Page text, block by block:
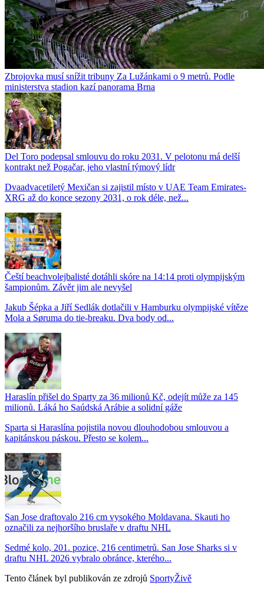
Zbrojovka musí snížit tribuny Za Lužánkami o 9 metrů. Podle
ministerstva stadion kazí panorama Brna
Del Toro podepsal smlouvu do roku 2031. V pelotonu má delší
kontrakt než Pogačar, jeho vlastní týmový lídr
Dvaadvacetiletý Mexičan si zajistil místo v UAE Team Emirates-
XRG až do konce sezony 2031, o rok déle, než...
Čeští beachvolejbalisté dotáhli skóre na 14:14 proti olympijským
šampionům. Závěr jim ale nevyšel
Jakub Šépka a Jiří Sedlák dotlačili v Hamburku olympijské vítěze
Mola a Søruma do tie-breaku. Dva body od...
Haraslín přišel do Sparty za 36 milionů Kč, odejít může za 145
milionů. Láká ho Saúdská Arábie a solidní gáže
Sparta si Haraslína pojistila novou dlouhodobou smlouvou a
kapitánskou páskou. Přesto se kolem...
San Jose draftovalo 216 cm vysokého Moldavana. Skauti ho
označili za nejhoršího bruslaře v draftu NHL
Sedmé kolo, 201. pozice, 216 centimetrů. San Jose Sharks si v
draftu NHL 2026 vybralo obránce, kterého...
Tento článek byl publikován ze zdrojů SportyŽivě